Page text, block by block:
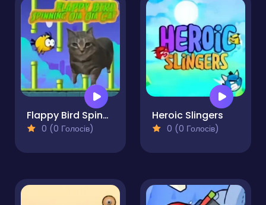
Flappy Bird Spinning Oia Oia Cat
0 (0 Голосів)
Heroic Slingers
0 (0 Голосів)